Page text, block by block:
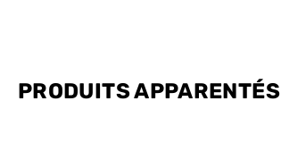
PRODUITSAPPARENTÉS